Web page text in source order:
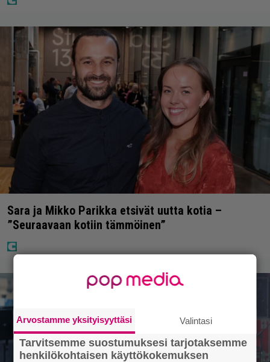
Sara ja Mikko Parikka etsivät uutta kotia –
”Seuraavaan kotiin tämmöinen”
Arvostamme yksityisyyttäsi Valintasi
Tarvitsemme suostumuksesi tarjotaksemme
henkilökohtaisen käyttökokemuksen